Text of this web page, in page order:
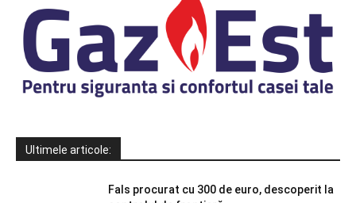
Ultimele articole:
Fals procurat cu 300 de euro, descoperit la